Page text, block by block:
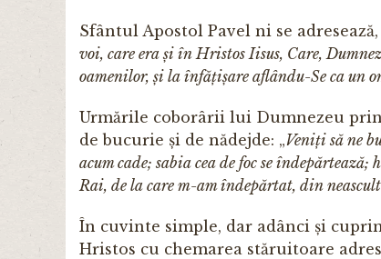
Sfântul Apostol Pavel ni se
voi, care era și în Hristos Iisus, Care,
oa­menilor, și la înfățișare aflându-Se ca un
Urmările coborârii lui Dumnezeu
de bucurie și de nădejde: „Veniți să ne
acum cade; sa­bia cea de foc se
Rai, de la care m-am îndepărtat, din
În cuvinte simple, dar adânci și
Hristos cu che­marea stăruitoare